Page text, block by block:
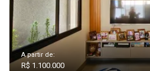
A partir de:
R$ 1.100.000